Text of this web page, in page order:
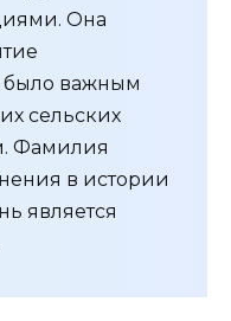
Она
было важным
сельских
Фамилия
в истории
является